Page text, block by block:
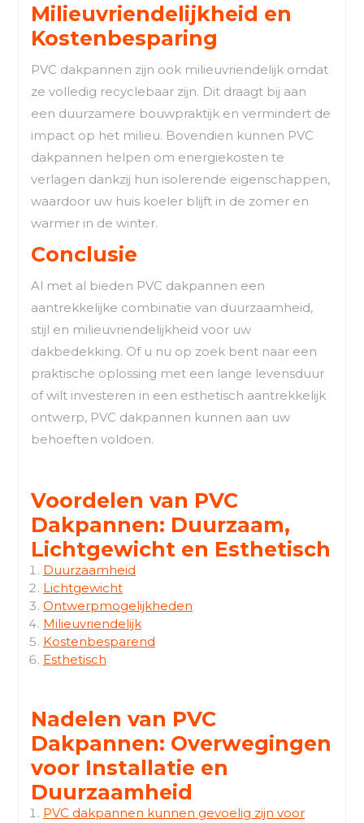
Milieuvriendelijkheid en
Kostenbesparing
PVC dakpannen zijn ook milieuvriendelijk omdat
ze volledig recyclebaar zijn. Dit draagt bij aan
een duurzamere bouwpraktijk en vermindert de
impact op het milieu. Bovendien kunnen PVC
dakpannen helpen om energiekosten te
verlagen dankzij hun isolerende eigenschappen,
waardoor uw huis koeler blijft in de zomer en
warmer in de winter.
Conclusie
Al met al bieden PVC dakpannen een
aantrekkelijke combinatie van duurzaamheid,
stijl en milieuvriendelijkheid voor uw
dakbedekking. Of u nu op zoek bent naar een
praktische oplossing met een lange levensduur
of wilt investeren in een esthetisch aantrekkelijk
ontwerp, PVC dakpannen kunnen aan uw
behoeften voldoen.
Voordelen van PVC
Dakpannen: Duurzaam,
Lichtgewicht en Esthetisch
Duurzaamheid
Lichtgewicht
Ontwerpmogelijkheden
Milieuvriendelijk
Kostenbesparend
Esthetisch
Nadelen van PVC
Dakpannen: Overwegingen
voor Installatie en
Duurzaamheid
PVC dakpannen kunnen gevoelig zijn voor